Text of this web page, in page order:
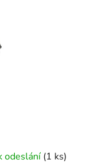
odeslání (1 ks)